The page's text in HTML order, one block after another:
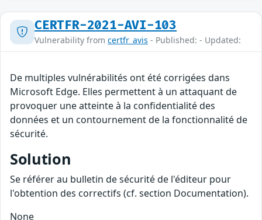
CERTFR-2021-AVI-103
Vulnerability from certfr_avis - Published: - Updated:
De multiples vulnérabilités ont été corrigées dans
Microsoft Edge. Elles permettent à un attaquant de
provoquer une atteinte à la confidentialité des
données et un contournement de la fonctionnalité de
sécurité.
Solution
Se référer au bulletin de sécurité de l'éditeur pour
l'obtention des correctifs (cf. section Documentation).
None